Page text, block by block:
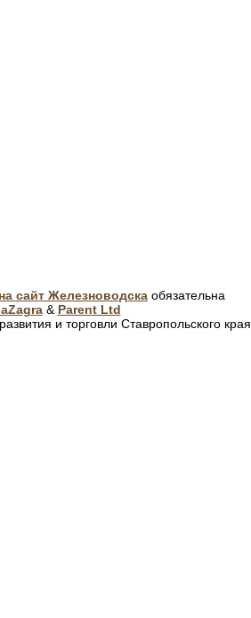
сайт Железноводска обязательна
& Parent Ltd
и торговли Ставропольского края